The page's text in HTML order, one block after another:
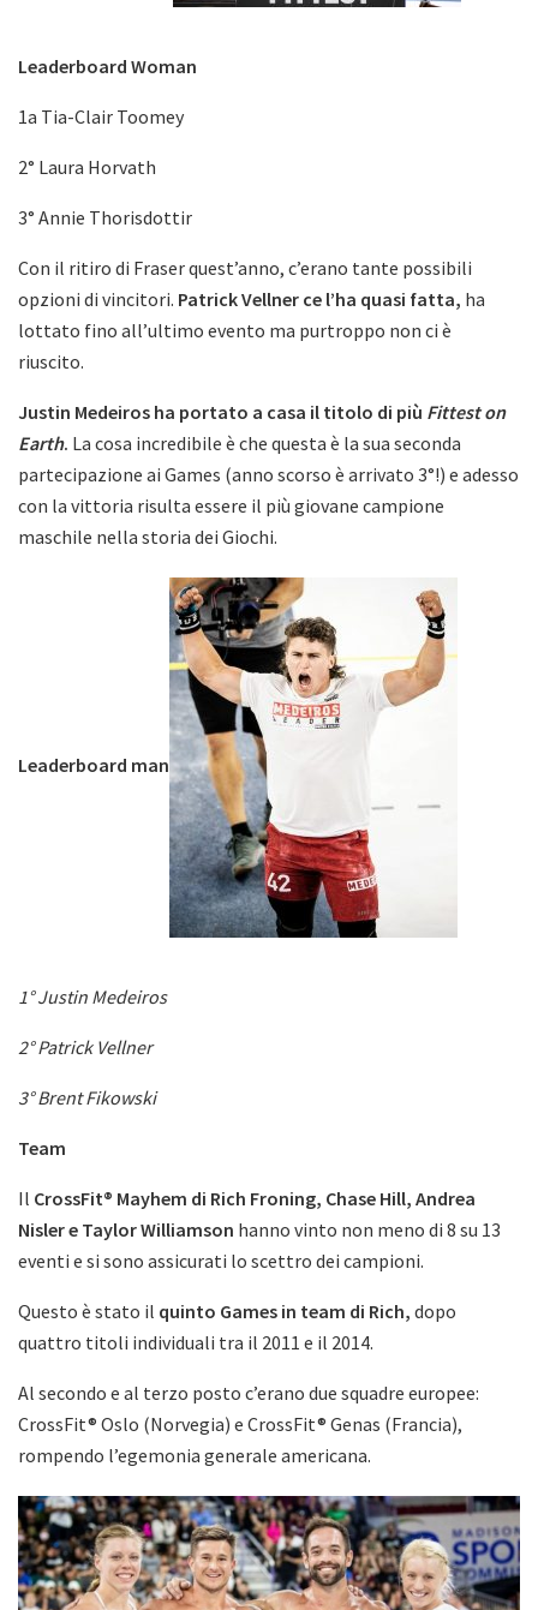
Leaderboard Woman
1a Tia-Clair Toomey
2° Laura Horvath
3° Annie Thorisdottir
Con il ritiro di Fraser quest’anno, c’erano tante possibili
opzioni di vincitori. Patrick Vellner ce l’ha quasi fatta, ha
lottato fino all’ultimo evento ma purtroppo non ci è
riuscito.
Justin Medeiros ha portato a casa il titolo di più Fittest on
Earth. La cosa incredibile è che questa è la sua seconda
partecipazione ai Games (anno scorso è arrivato 3°!) e adesso
con la vittoria risulta essere il più giovane campione
maschile nella storia dei Giochi.
Leaderboard man
1° Justin Medeiros
2° Patrick Vellner
3° Brent Fikowski
Team
Il CrossFit® Mayhem di Rich Froning, Chase Hill, Andrea
Nisler e Taylor Williamson hanno vinto non meno di 8 su 13
eventi e si sono assicurati lo scettro dei campioni.
Questo è stato il quinto Games in team di Rich, dopo
quattro titoli individuali tra il 2011 e il 2014.
Al secondo e al terzo posto c’erano due squadre europee:
CrossFit® Oslo (Norvegia) e CrossFit® Genas (Francia),
rompendo l’egemonia generale americana.